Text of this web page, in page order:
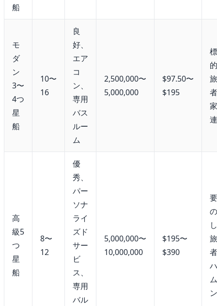
船
モ
ダ
ン
3〜
4つ
星
船
10〜
16
良
好、
エア
コ
ン、
専用
バス
ルー
ム
2,500,000〜
5,000,000
$97.50〜
$195
高
級5
つ
星
船
8〜
12
優
秀、
パー
ソナ
ライ
ズド
サー
ビ
ス、
専用
バル
5,000,000〜
10,000,000
$195〜
$390
ン